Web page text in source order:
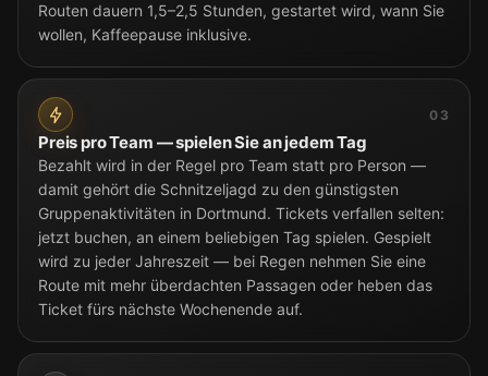
Routen dauern 1,5–2,5 Stunden, gestartet wird, wann Sie
wollen, Kaffeepause inklusive.
03
Preis pro Team — spielen Sie an jedem Tag
Bezahlt wird in der Regel pro Team statt pro Person —
damit gehört die Schnitzeljagd zu den günstigsten
Gruppenaktivitäten in Dortmund. Tickets verfallen selten:
jetzt buchen, an einem beliebigen Tag spielen. Gespielt
wird zu jeder Jahreszeit — bei Regen nehmen Sie eine
Route mit mehr überdachten Passagen oder heben das
Ticket fürs nächste Wochenende auf.